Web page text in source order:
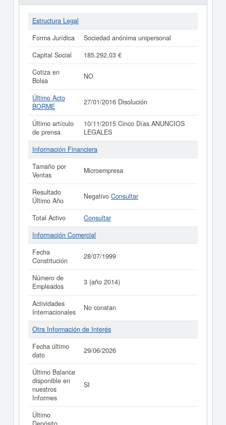
Estructura Legal
Forma Jurídica
Sociedad anónima unipersonal
Capital Social
185.292,03 €
Cotiza en
Bolsa
NO
Último Acto
BORME
27/01/2016 Disolución
Último artículo
de prensa
10/11/2015 Cinco Días ANUNCIOS
LEGALES
Información Financiera
Tamaño por
Ventas
Microempresa
Resultado
Último Año
Negativo Consultar
Total Activo
Consultar
Información Comercial
Fecha
Constitución
28/07/1999
Número de
Empleados
3 (año 2014)
Actividades
Internacionales
No constan
Otra Información de Interés
Fecha último
dato
29/06/2026
Último Balance
disponible en
nuestros
Informes
SI
Último